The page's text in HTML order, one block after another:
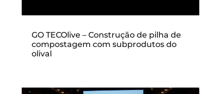
GO TECOlive – Construção de pilha de
compostagem com subprodutos do
olival